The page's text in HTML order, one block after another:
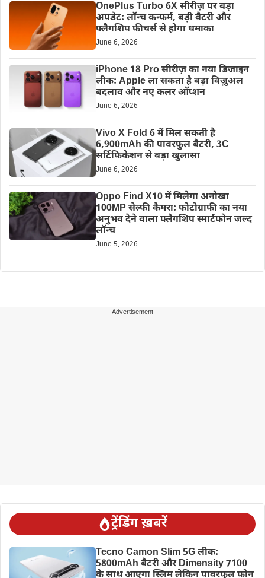
OnePlus Turbo 6X सीरीज़ पर बड़ा
अपडेट: लॉन्च कन्फर्म, बड़ी बैटरी और
फ्लैगशिप फीचर्स से होगा धमाका
June 6, 2026
iPhone 18 Pro सीरीज़ का नया डिजाइन
लीक: Apple ला सकता है बड़ा विज़ुअल
बदलाव और नए कलर ऑप्शन
June 6, 2026
Vivo X Fold 6 में मिल सकती है
6,900mAh की पावरफुल बैटरी, 3C
सर्टिफिकेशन से बड़ा खुलासा
June 6, 2026
Oppo Find X10 में मिलेगा अनोखा
100MP सेल्फी कैमरा: फोटोग्राफी का नया
अनुभव देने वाला फ्लैगशिप स्मार्टफोन जल्द
लॉन्च
June 5, 2026
---Advertisement---
ट्रेंडिंग ख़बरें
Tecno Camon Slim 5G लीक:
5800mAh बैटरी और Dimensity 7100